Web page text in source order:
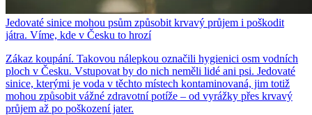
Jedovaté sinice mohou psům způsobit krvavý průjem i poškodit
játra. Víme, kde v Česku to hrozí
Zákaz koupání. Takovou nálepkou označili hygienici osm vodních
ploch v Česku. Vstupovat by do nich neměli lidé ani psi. Jedovaté
sinice, kterými je voda v těchto místech kontaminovaná, jim totiž
mohou způsobit vážné zdravotní potíže – od vyrážky přes krvavý
průjem až po poškození jater.